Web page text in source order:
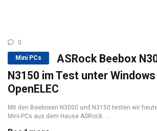
0
Mini PCs
ASRock Beebox
N3150 im Test unter Windows
OpenELEC
Mit den Beeboxen N3000 und N3150 testen wir
Mini-PCs aus dem Hause ASRock. ...